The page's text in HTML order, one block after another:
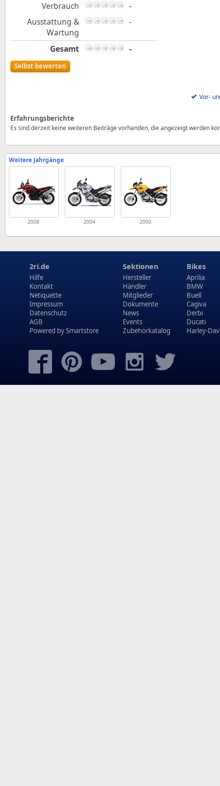
Verbrauch
-
Ausstattung &
Wartung
-
Gesamt -
Selbst bewerten
Vor-
Erfahrungsberichte
Es sind derzeit keine weiteren Beiträge vorhanden, die angezeigt werden
Weitere Jahrgänge
2008 2004 2000
2ri.de
Hilfe
Kontakt
Netiquette
Impressum
Datenschutz
AGB
Powered bySmartstore
Sektionen
Hersteller
Händler
Mitglieder
Dokumente
News
Events
Zubehörkatalog
Bikes
Aprilia
BMW
Buell
Cagiva
Derbi
Ducati
Harley-